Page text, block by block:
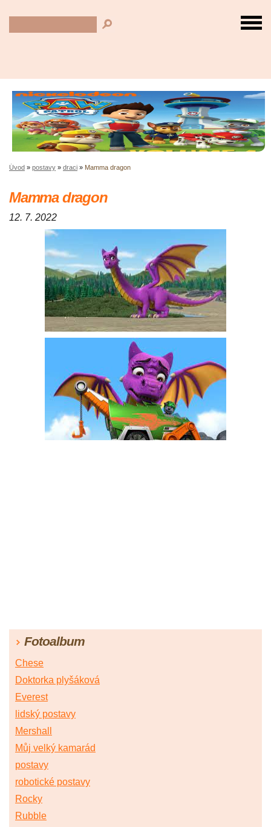
Úvod » postavy » draci » Mamma dragon
Mamma dragon
12. 7. 2022
Fotoalbum
Chese
Doktorka plyšáková
Everest
lidský postavy
Mershall
Můj velký kamarád
postavy
robotické postavy
Rocky
Rubble